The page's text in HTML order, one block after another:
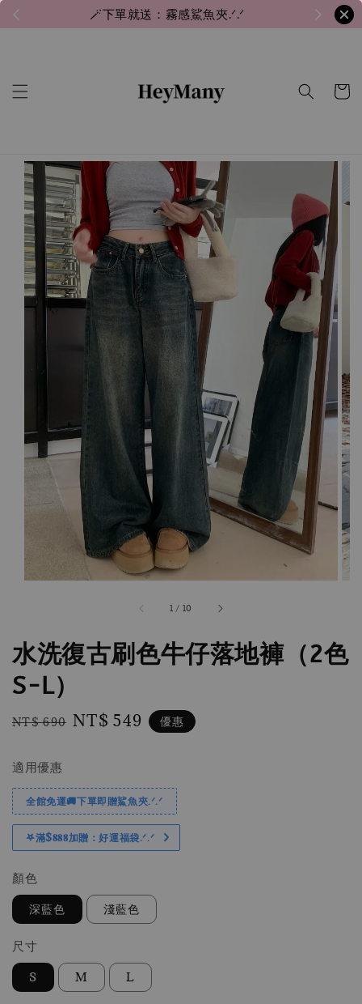
🪄下單就送：霧感鯊魚夾.ᐟ.ᐟ
1 / 10
水洗復古刷色牛仔落地褲（2色
S-L）
Regular
NT$ 690 Sale
NT$ 549 優惠
適用優惠
全館免運🚚下單即贈鯊魚夾.ᐟ.ᐟ
𖤐滿$𝟖𝟖𝟖加贈：好運福袋.ᐟ‪.ᐟ
顏色
深藍色 淺藍色
尺寸
S M L